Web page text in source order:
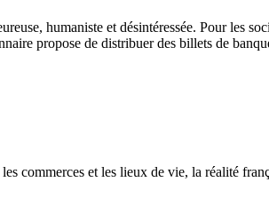
humaniste et désintéressée. Pour les
propose de distribuer des billets de
commerces et les lieux de vie, la réalité